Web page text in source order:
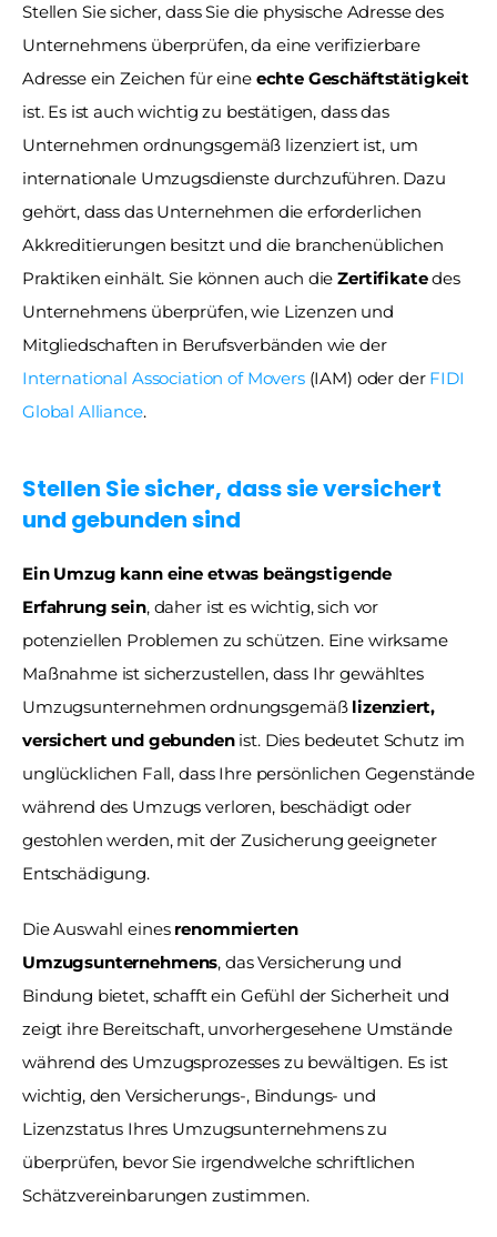
Stellen Sie sicher, dass Sie die physische Adresse des
Unternehmens überprüfen, da eine verifizierbare
Adresse ein Zeichen für eine echte Geschäftstätigkeit
ist. Es ist auch wichtig zu bestätigen, dass das
Unternehmen ordnungsgemäß lizenziert ist, um
internationale Umzugsdienste durchzuführen. Dazu
gehört, dass das Unternehmen die erforderlichen
Akkreditierungen besitzt und die branchenüblichen
Praktiken einhält. Sie können auch die Zertifikate des
Unternehmens überprüfen, wie Lizenzen und
Mitgliedschaften in Berufsverbänden wie der
International Association of Movers (IAM) oder der FIDI
Global Alliance.
Stellen Sie sicher, dass sie versichert
und gebunden sind
Ein Umzug kann eine etwas beängstigende
Erfahrung sein, daher ist es wichtig, sich vor
potenziellen Problemen zu schützen. Eine wirksame
Maßnahme ist sicherzustellen, dass Ihr gewähltes
Umzugsunternehmen ordnungsgemäß lizenziert,
versichert und gebunden ist. Dies bedeutet Schutz im
unglücklichen Fall, dass Ihre persönlichen Gegenstände
während des Umzugs verloren, beschädigt oder
gestohlen werden, mit der Zusicherung geeigneter
Entschädigung.
Die Auswahl eines renommierten
Umzugsunternehmens, das Versicherung und
Bindung bietet, schafft ein Gefühl der Sicherheit und
zeigt ihre Bereitschaft, unvorhergesehene Umstände
während des Umzugsprozesses zu bewältigen. Es ist
wichtig, den Versicherungs-, Bindungs- und
Lizenzstatus Ihres Umzugsunternehmens zu
überprüfen, bevor Sie irgendwelche schriftlichen
Schätzvereinbarungen zustimmen.